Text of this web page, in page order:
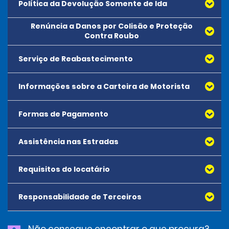
Política da Devolução Somente de Ida
Todos os aluguéis unidirecionais devem ser
reservados com antecedência e estão sujeitos a
disponibilidade.
Renúncia a Danos por Colisão e Proteção
Contra Roubo
Serviço de Reabastecimento
Informações sobre a Carteira de Motorista
Formas de Pagamento
Assistência nas Estradas
Requisitos do locatário
Responsabilidade de Terceiros